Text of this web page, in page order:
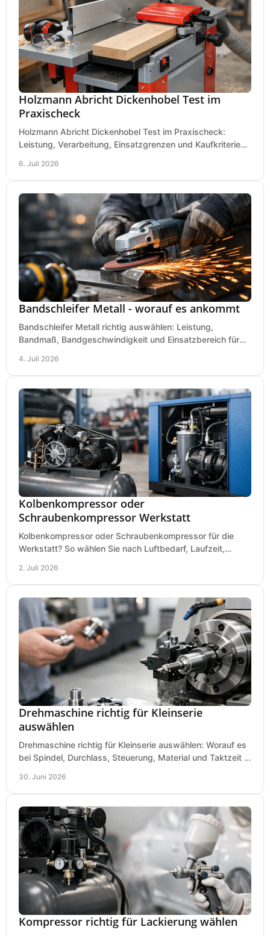
Holzmann Abricht Dickenhobel Test im
Praxischeck
Holzmann Abricht Dickenhobel Test im Praxischeck:
Leistung, Verarbeitung, Einsatzgrenzen und Kaufkriterien
6. Juli 2026
Bandschleifer Metall - worauf es ankommt
Bandschleifer Metall richtig auswählen: Leistung,
Bandmaß, Bandgeschwindigkeit und Einsatzbereich für
4. Juli 2026
Kolbenkompressor oder
Schraubenkompressor Werkstatt
Kolbenkompressor oder Schraubenkompressor für die
Werkstatt? So wählen Sie nach Luftbedarf, Laufzeit,
2. Juli 2026
Drehmaschine richtig für Kleinserie
auswählen
Drehmaschine richtig für Kleinserie auswählen: Worauf es
bei Spindel, Durchlass, Steuerung, Material und Taktzeit in
30. Juni 2026
Kompressor richtig für Lackierung wählen